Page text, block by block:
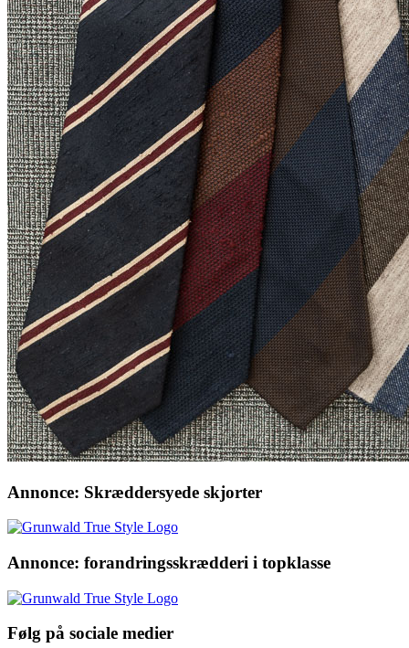
Annonce: Skræddersyede skjorter
Annonce: forandringsskrædderi i topklasse
Følg på sociale medier